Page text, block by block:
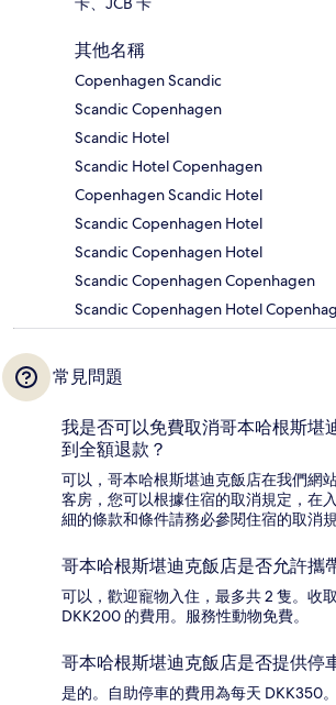
其他名稱
Copenhagen Scandic
Scandic Copenhagen
Scandic Hotel
Scandic Hotel Copenhagen
Copenhagen Scandic Hotel
Scandic Copenhagen Hotel
Scandic Copenhagen Hotel
Scandic Copenhagen Copenhagen
Scandic Copenhagen Hotel
常見問題
我是否可以免費取消哥本哈根斯堪
到全額退款？
可以，哥本哈根斯堪迪克飯店在我們網
客房，您可以根據住宿的取消規定，在
細的條款和條件請務必參閱住宿的取消規
哥本哈根斯堪迪克飯店是否允許攜
可以，歡迎寵物入住，最多共 2 隻。收
DKK200 的費用。服務性動物免費。
哥本哈根斯堪迪克飯店是否提供停
是的。自助停車的費用為每天 DKK350